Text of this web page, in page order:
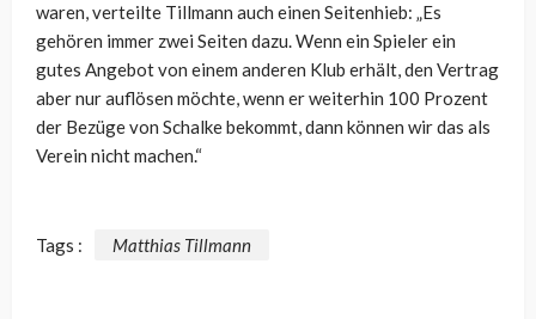
waren, verteilte Tillmann auch einen Seitenhieb: „Es
gehören immer zwei Seiten dazu. Wenn ein Spieler ein
gutes Angebot von einem anderen Klub erhält, den Vertrag
aber nur auflösen möchte, wenn er weiterhin 100 Prozent
der Bezüge von Schalke bekommt, dann können wir das als
Verein nicht machen.“
Tags : Matthias Tillmann